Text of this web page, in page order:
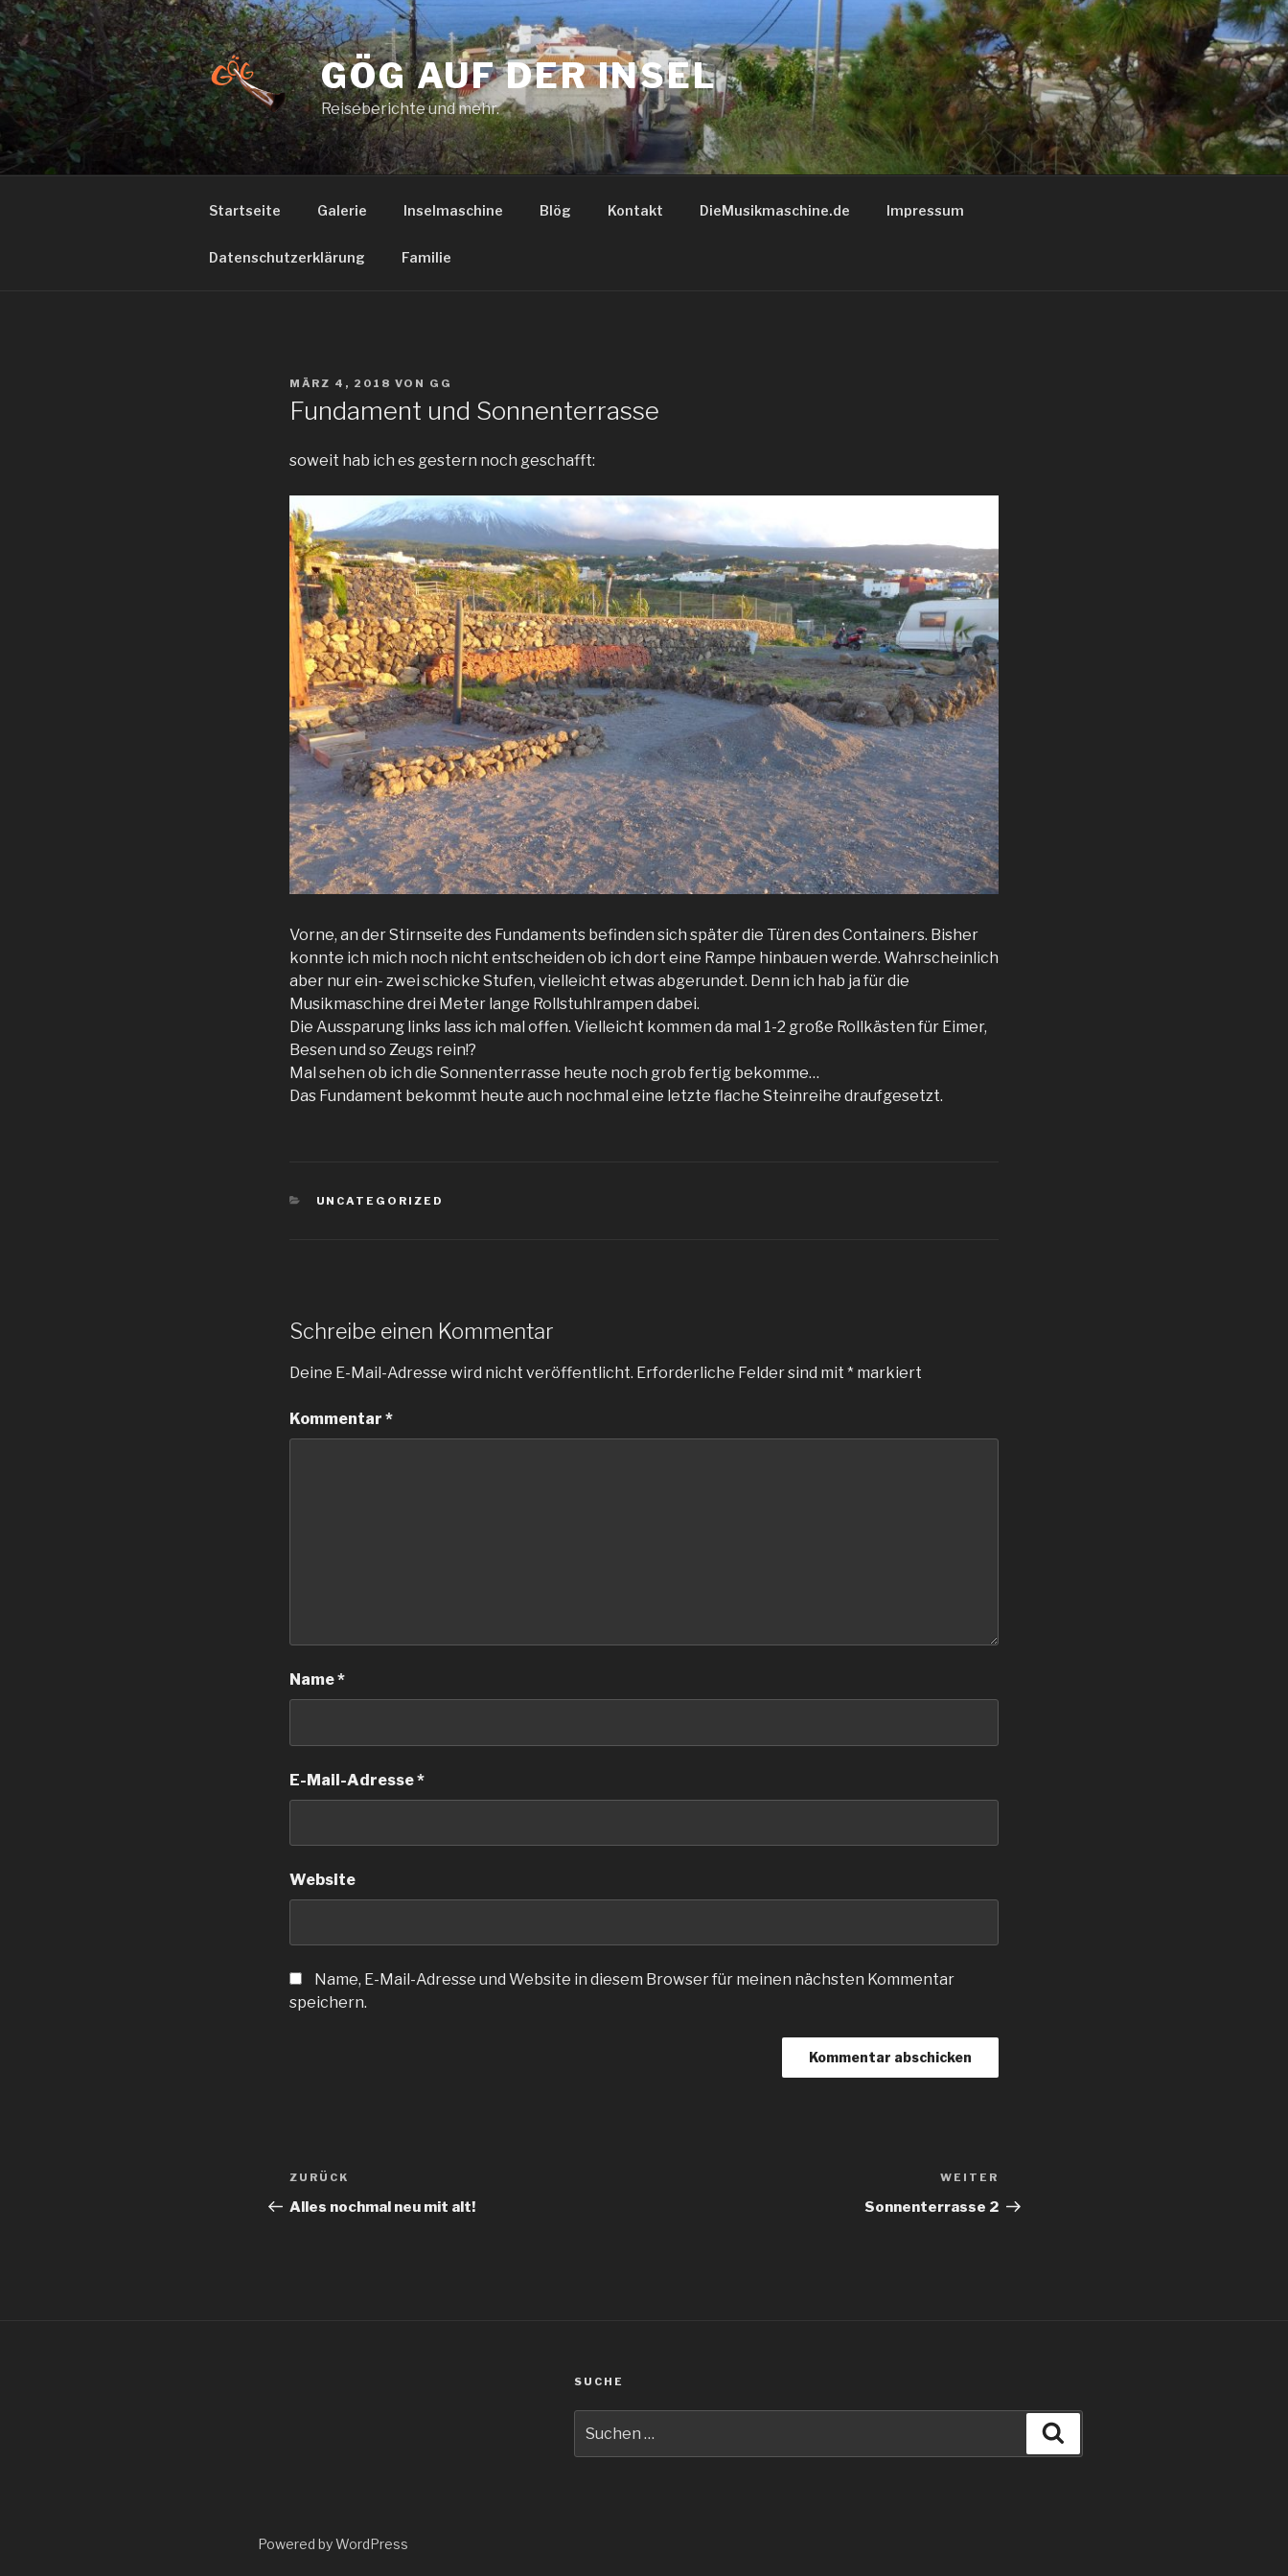
Zum
Inhalt
springen
GÖG AUF DER INSEL
Reiseberichte und mehr.
Startseite Galerie Inselmaschine Blög Kontakt DieMusikmaschine.de Impressum
Datenschutzerklärung Familie
VERÖFFENTLICHT
MÄRZ 4, 2018 VON GG
Fundament und Sonnenterrasse
soweit hab ich es gestern noch geschafft:
Vorne, an der Stirnseite des Fundaments befinden sich später die Türen des Containers. Bisher
konnte ich mich noch nicht entscheiden ob ich dort eine Rampe hinbauen werde. Wahrscheinlich
aber nur ein- zwei schicke Stufen, vielleicht etwas abgerundet. Denn ich hab ja für die
Musikmaschine drei Meter lange Rollstuhlrampen dabei.
Die Aussparung links lass ich mal offen. Vielleicht kommen da mal 1-2 große Rollkästen für Eimer,
Besen und so Zeugs rein!?
Mal sehen ob ich die Sonnenterrasse heute noch grob fertig bekomme…
Das Fundament bekommt heute auch nochmal eine letzte flache Steinreihe draufgesetzt.
KATEGORIEN
UNCATEGORIZED
Schreibe einen Kommentar
Deine E-Mail-Adresse wird nicht veröffentlicht. Erforderliche Felder sind mit * markiert
Kommentar *
Name*
E-Mail-Adresse*
Website
Name, E-Mail-Adresse und Website in diesem Browser für meinen nächsten Kommentar
speichern.
Beitragsnavigation
Vorheriger
Beitrag
ZURÜCK
Alles nochmal neu mit alt!
Beitrag
WEITER
Sonnenterrasse 2
SUCHE
nach:
Powered by WordPress